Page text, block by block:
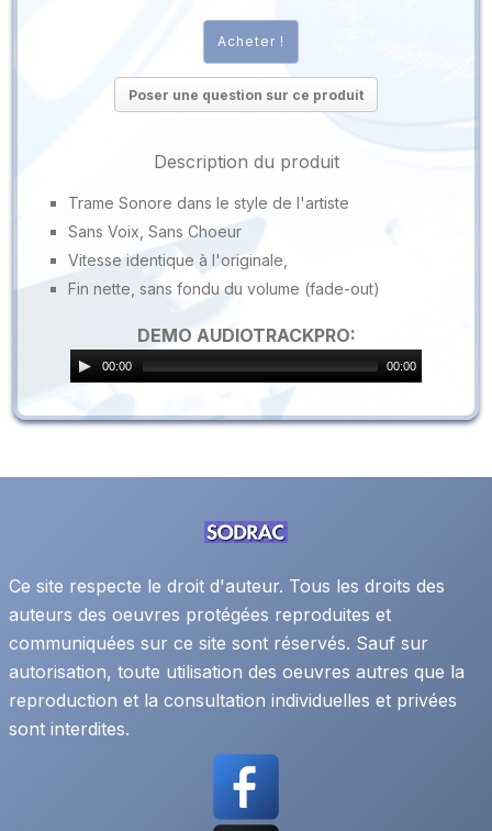
Poser une question sur ce produit
Description du produit
Trame Sonore dans le style de l'artiste
Sans Voix, Sans Choeur
Vitesse identique à l'originale,
Fin nette, sans fondu du volume (fade-out)
DEMO AUDIOTRACKPRO:
00:00 00:00
Ce site respecte le droit d'auteur. Tous les droits des
auteurs des oeuvres protégées reproduites et
communiquées sur ce site sont réservés. Sauf sur
autorisation, toute utilisation des oeuvres autres que la
reproduction et la consultation individuelles et privées
sont interdites.